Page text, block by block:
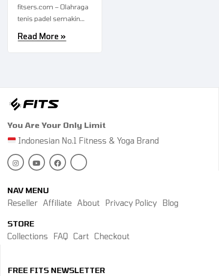
fitsers.com – Olahraga
tenis padel semakin
dan kalau kamu baru
mulai terjun ke dunia ini,
bingung. Tenang aja!
Artikel ini bakal jadi
kamu yang pengen
paham semua istilah
Read More
You Are Your Only Limit
Indonesian No.1 Fitness & Yoga Brand
NAV MENU
Reseller
Affiliate About Privacy Policy Blog
STORE
Collections
FAQ Cart Checkout
FREE FITS NEWSLETTER